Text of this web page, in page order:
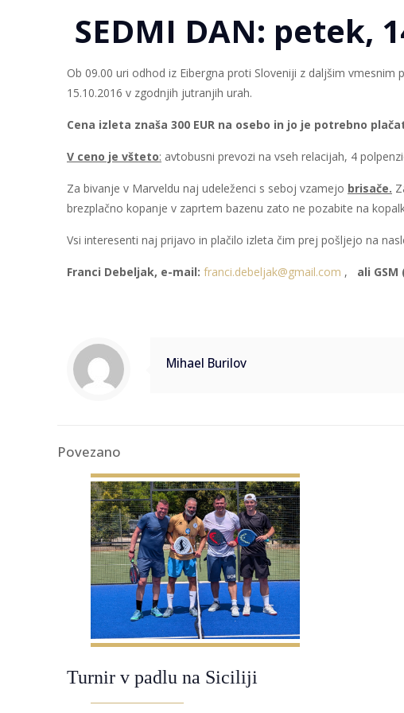
SEDMI DAN: petek,
Ob 09.00 uri odhod iz Eibergna proti Sloveniji z daljšim
15.10.2016 v zgodnjih jutranjih urah.
Cena izleta znaša 300 EUR na osebo in jo je potrebno
V ceno je všteto: avtobusni prevozi na vseh relacijah, 4
Za bivanje v Marveldu naj udeleženci s seboj vzamejo brisače.
brezplačno kopanje v zaprtem bazenu zato ne pozabite na
Vsi interesenti naj prijavo in plačilo izleta čim prej pošljejo na
Franci Debeljak, e-mail: franci.debeljak@gmail.com , ali
Mihael Burilov
Povezano
Turnir v padlu na Siciliji